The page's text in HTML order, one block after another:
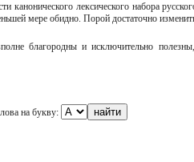
лексического набора
мере обидно. Порой достаточно
благородны и исключительно полезны,
на букву: